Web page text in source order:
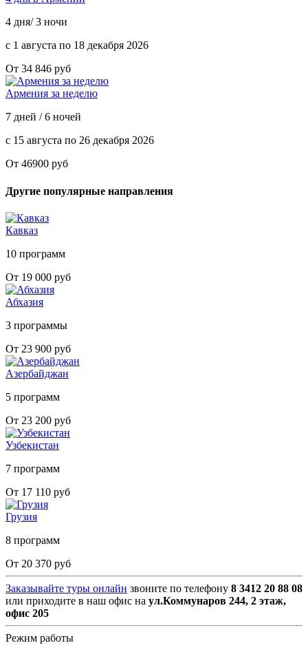
4 дня/ 3 ночи
с 1 августа по 18 декабря 2026
От 34 846 руб
Армения за неделю
7 дней / 6 ночей
с 15 августа по 26 декабря 2026
От 46900 руб
Другие популярные направления
Кавказ
10 программ
От 19 000 руб
Абхазия
3 программы
От 23 900 руб
Азербайджан
5 программ
От 23 200 руб
Узбекистан
7 программ
От 17 110 руб
Грузия
8 программ
От 20 370 руб
Заказывайте туры онлайн звоните по телефону 8 3412 20 88 08
или приходите в наш офис на ул.Коммунаров 244, 2 этаж,
офис 205
Режим работы